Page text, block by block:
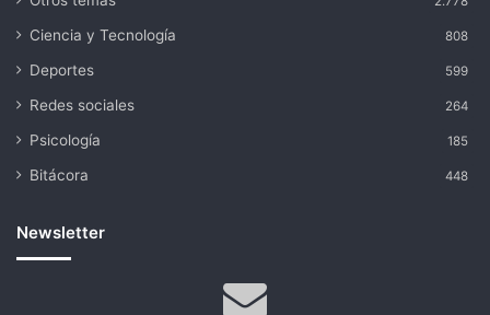
Ciencia y Tecnología 808
Deportes 599
Redes sociales 264
Psicología 185
Bitácora 448
Newsletter